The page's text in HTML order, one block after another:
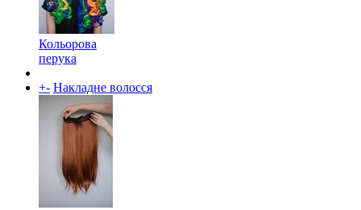
Кольорова
перука
+- Накладне волосся